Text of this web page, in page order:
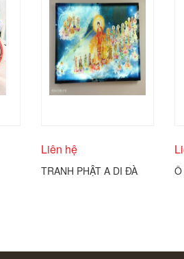
Liên hệ
TRANH PHẬT A DI ĐÀ